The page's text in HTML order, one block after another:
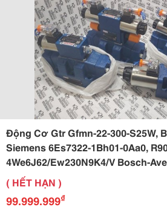
Động Cơ Gtr Gfmn-22-300-S25W,
Siemens 6Es7322-1Bh01-0Aa0,
4We6J62/Ew230N9K4/V Bosch-
( HẾT HẠN )
99.999.999₫